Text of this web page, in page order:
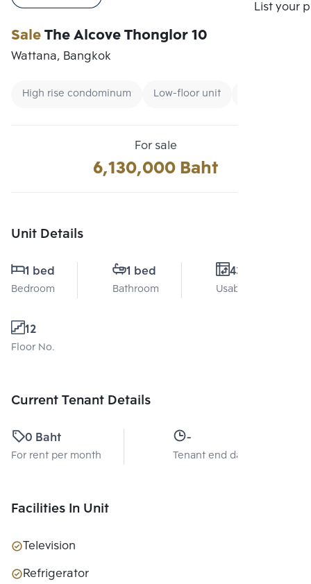
List your
SaleThe Alcove Thonglor 10
Wattana, Bangkok
High rise condominum Low-floor unit
For sale
6,130,000 Baht
Unit Details
1 bed
Bedroom
1 bed
Bathroom
43 Sq.m.
Usable area
12
Floor No.
Current Tenant Details
0 Baht
For rent per month
-
Tenant end date
Facilities In Unit
Television
Refrigerator